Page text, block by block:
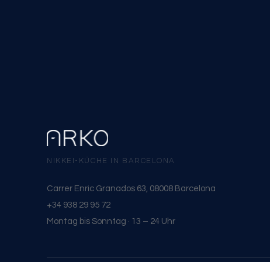
NIKKEI-KÜCHE IN BARCELONA
Carrer Enric Granados 63, 08008 Barcelona
+34 938 29 95 72
Montag bis Sonntag · 13 – 24 Uhr